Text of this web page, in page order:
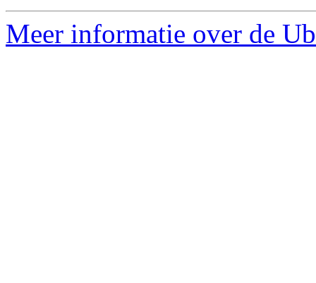
Meer informatie over de